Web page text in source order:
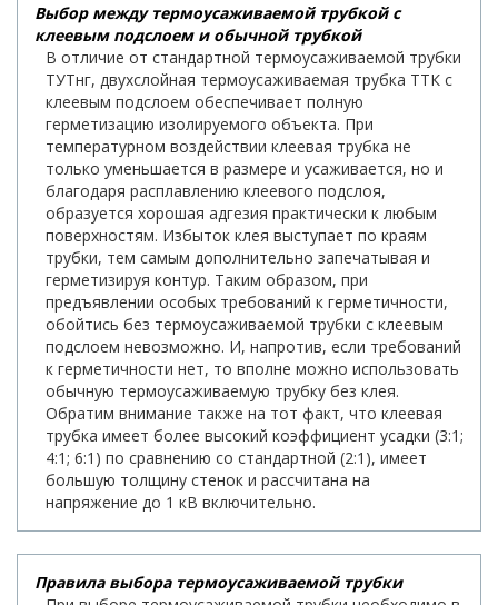
Выбор между термоусаживаемой трубкой с
клеевым подслоем и обычной трубкой
В отличие от стандартной термоусаживаемой трубки
ТУТнг, двухслойная термоусаживаемая трубка ТТК с
клеевым подслоем обеспечивает полную
герметизацию изолируемого объекта. При
температурном воздействии клеевая трубка не
только уменьшается в размере и усаживается, но и
благодаря расплавлению клеевого подслоя,
образуется хорошая адгезия практически к любым
поверхностям. Избыток клея выступает по краям
трубки, тем самым дополнительно запечатывая и
герметизируя контур. Таким образом, при
предъявлении особых требований к герметичности,
обойтись без термоусаживаемой трубки с клеевым
подслоем невозможно. И, напротив, если требований
к герметичности нет, то вполне можно использовать
обычную термоусаживаемую трубку без клея.
Обратим внимание также на тот факт, что клеевая
трубка имеет более высокий коэффициент усадки (3:1;
4:1; 6:1) по сравнению со стандартной (2:1), имеет
большую толщину стенок и рассчитана на
напряжение до 1 кВ включительно.
Правила выбора термоусаживаемой трубки